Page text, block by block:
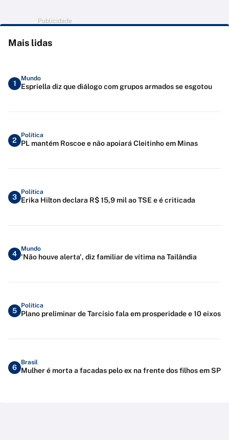
Publicidade
Mais lidas
1
Mundo
Espriella diz que diálogo com grupos armados se esgotou
2
Política
PL mantém Roscoe e não apoiará Cleitinho em Minas
3
Política
Erika Hilton declara R$ 15,9 mil ao TSE e é criticada
4
Mundo
'Não houve alerta', diz familiar de vítima na Tailândia
5
Política
Plano preliminar de Tarcísio fala em prosperidade e 10 eixos
6
Brasil
Mulher é morta a facadas pelo ex na frente dos filhos em SP